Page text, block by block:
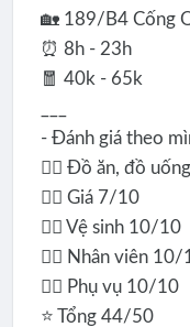
🏡 189/B4 Cống
⏰ 8h - 23h
🧧 40k - 65k
- Đánh giá theo
👉🏻 Đồ ăn, đồ
👉🏻 Giá 7/10
👉🏻 Vệ sinh 10/10
👉🏻 Nhân viên 10/
👉🏻 Phụ vụ 10/10
⭐️ Tổng 44/50